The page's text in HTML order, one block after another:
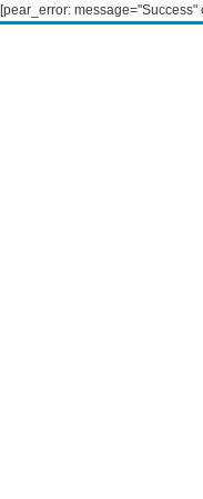
[pear_error: